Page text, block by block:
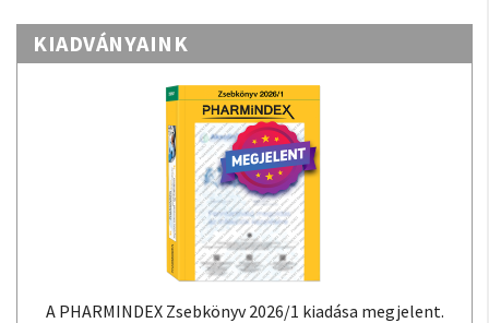
KIADVÁNYAINK
A PHARMINDEX Zsebkönyv 2026/1 kiadása megjelent.